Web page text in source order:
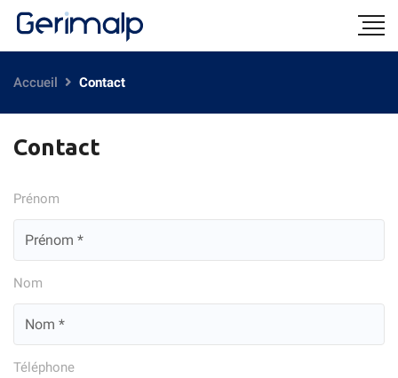
Accueil Contact
Contact
Prénom
Nom
Téléphone